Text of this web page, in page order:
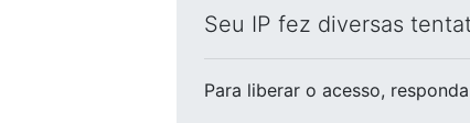
Seu IP fez diversas
Para liberar o acesso,